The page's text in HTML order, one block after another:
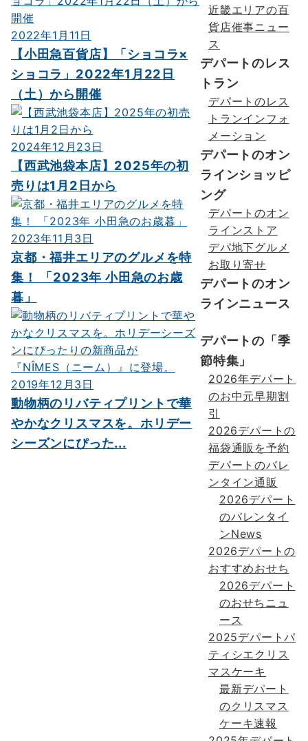
2022年1月11日
【小田急百貨店】「ショコラ×
ショコラ」2022年1月22日
（土）から開催
2024年12月23日
【西武池袋本店】2025年の初
売りは1月2日から
2023年11月3日
京都・福井エリアのグルメを特
集！ 「2023年 小田急のお歳
暮」
2019年12月3日
動物柄のリバティプリントで華
やかなクリスマスを。ホリデー
シーズンにぴった...
近畿エリアの百
貨店催事ニュー
ス
デパートのレス
トラン
デパートのレス
トランインフォ
メーション
デパートのオン
ラインショッピ
ング
デパートのオン
ラインストア
デパ地下グルメ
お取り寄せ
デパートのオン
ラインニュース
デパートの「季
節特集」
2026年デパート
のお中元早期割
引
2026デパートの
福袋通販を予約
デパートのバレ
ンタイン通販
2026デパート
のバレンタイ
ンNews
2026デパートの
おすすめおせち
2026デパート
のおせちニュ
ース
2025デパートパ
ティシエクリス
マスケーキ
最新デパート
のクリスマス
ケーキ速報